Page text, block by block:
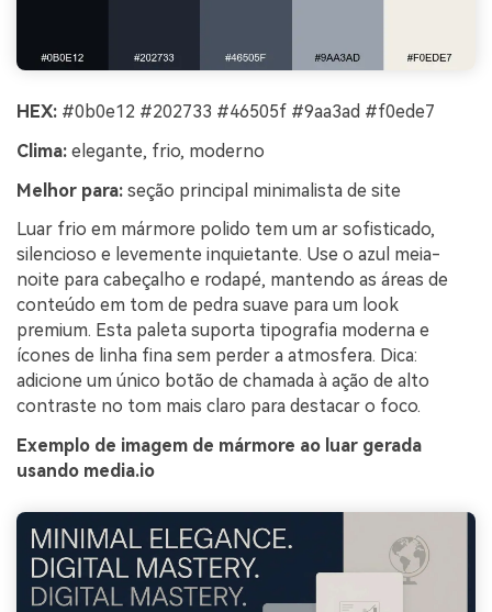
HEX: #0b0e12 #202733 #46505f #9aa3ad #f0ede7
Clima: elegante, frio, moderno
Melhor para: seção principal minimalista de site
Luar frio em mármore polido tem um ar sofisticado,
silencioso e levemente inquietante. Use o azul meia-
noite para cabeçalho e rodapé, mantendo as áreas de
conteúdo em tom de pedra suave para um look
premium. Esta paleta suporta tipografia moderna e
ícones de linha fina sem perder a atmosfera. Dica:
adicione um único botão de chamada à ação de alto
contraste no tom mais claro para destacar o foco.
Exemplo de imagem de mármore ao luar gerada
usando media.io